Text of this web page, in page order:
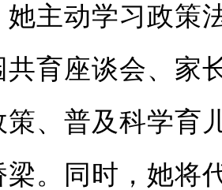
动学习政策法
共育座谈会、家
策、普及科学育
梁。同时，她将